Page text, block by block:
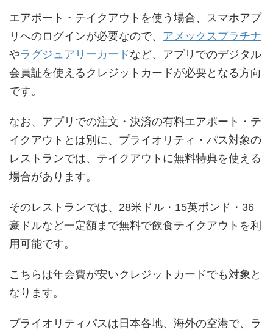
エアポート・テイクアウトを使う場合、スマホアプ
リへのログインが必要なので、 アメックスプラチナ
やラグジュアリーカードなど、アプリでのデジタル
会員証を使えるクレジットカードが必要となる方向
です。
なお、アプリでの注文・決済の有料エアポート・テ
イクアウトとは別に、プライオリティ・パス対象の
レストランでは、テイクアウトに無料特典を使える
場合があります。
そのレストランでは、28米ドル・15英ポンド・36
豪ドルなど一定額まで無料で飲食テイクアウトを利
用可能です。
こちらは年会費が安いクレジットカードでも対象と
なります。
プライオリティパスは日本各地、海外の空港で、ラ